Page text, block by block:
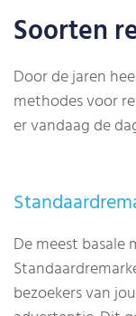
Soorten
Door de jaren
methodes voor
er vandaag de
De meest basale
bezoekers van